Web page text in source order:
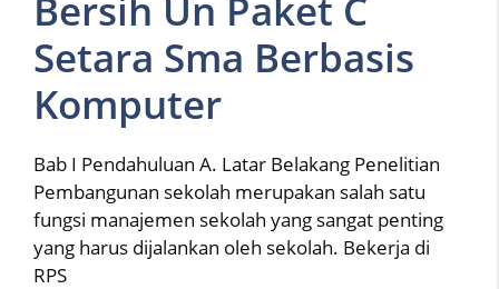
Setara Sma Berbasis
Komputer
Bab I Pendahuluan A. Latar Belakang Penelitian
Pembangunan sekolah merupakan salah satu
fungsi manajemen sekolah yang sangat penting
yang harus dijalankan oleh sekolah. Bekerja di
RPS